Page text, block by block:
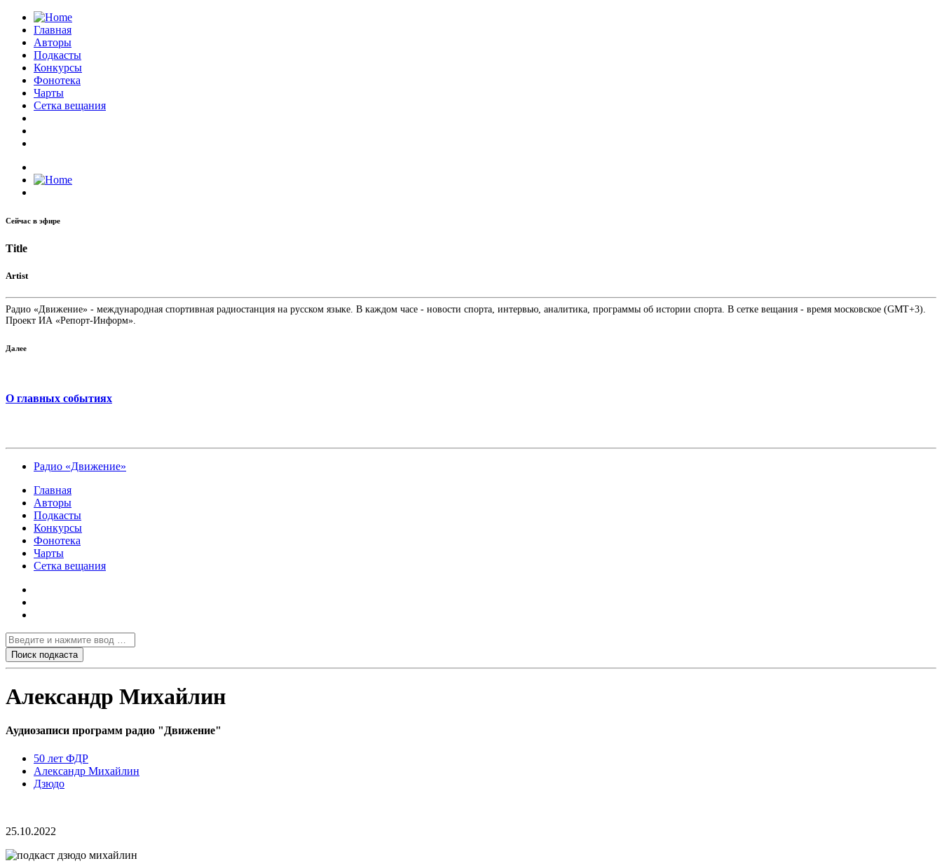
Главная
Авторы
Подкасты
Конкурсы
Фонотека
Чарты
Сетка вещания
Сейчас в эфире
Title
Artist
Радио «Движение» - международная спортивная радиостанция на русском языке. В каждом часе - новости спорта, интервью, аналитика, программы об истории спорта. В сетке вещания - время московское (GMT+3).
Проект ИА «Репорт-Информ».
Далее
О главных событиях
Радио «Движение»
Главная
Авторы
Подкасты
Конкурсы
Фонотека
Чарты
Сетка вещания
Александр Михайлин
Аудиозаписи программ радио "Движение"
50 лет ФДР
Александр Михайлин
Дзюдо
25.10.2022